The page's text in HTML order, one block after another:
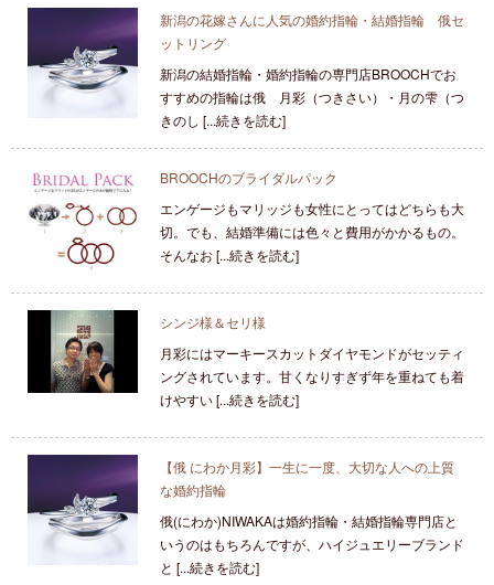
新潟の花嫁さんに人気の婚約指輪・結婚指輪 俄セ
ットリング
新潟の結婚指輪・婚約指輪の専門店BROOCHでお
すすめの指輪は俄 月彩（つきさい）・月の雫（つ
きのし [...続きを読む]
BROOCHのブライダルパック
エンゲージもマリッジも女性にとってはどちらも大
切。でも、結婚準備には色々と費用がかかるもの。
そんなお [...続きを読む]
シンジ様＆セリ様
月彩にはマーキースカットダイヤモンドがセッティ
ングされています。甘くなりすぎず年を重ねても着
けやすい [...続きを読む]
【俄 にわか月彩】一生に一度、大切な人への上質
な婚約指輪
俄(にわか)NIWAKAは婚約指輪・結婚指輪専門店と
いうのはもちろんですが、ハイジュエリーブランド
と [...続きを読む]